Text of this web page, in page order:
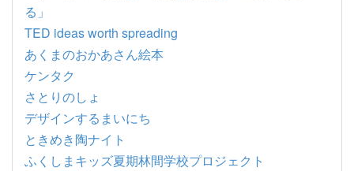
る」
TED ideas worth spreading
あくまのおかあさん絵本
ケンタク
さとりのしょ
デザインするまいにち
ときめき陶ナイト
ふくしまキッズ夏期林間学校プロジェクト